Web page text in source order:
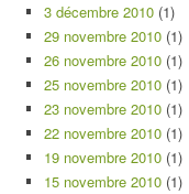
3 décembre 2010 (1)
29 novembre 2010 (1)
26 novembre 2010 (1)
25 novembre 2010 (1)
23 novembre 2010 (1)
22 novembre 2010 (1)
19 novembre 2010 (1)
15 novembre 2010 (1)